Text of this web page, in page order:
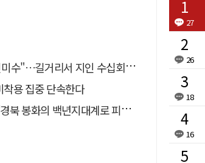
리서 지인 수십회 때린 50대 '긴급체포'
용 집중 단속한다
봉화의 백년지대계로 피어난다"
27
26
18
16